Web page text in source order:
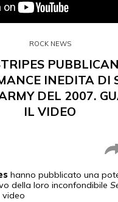
ROCK NEWS
INEDITA DI
DEL 2007.
IL VIDEO
hanno pubblicato una
della loro inconfondibile
video